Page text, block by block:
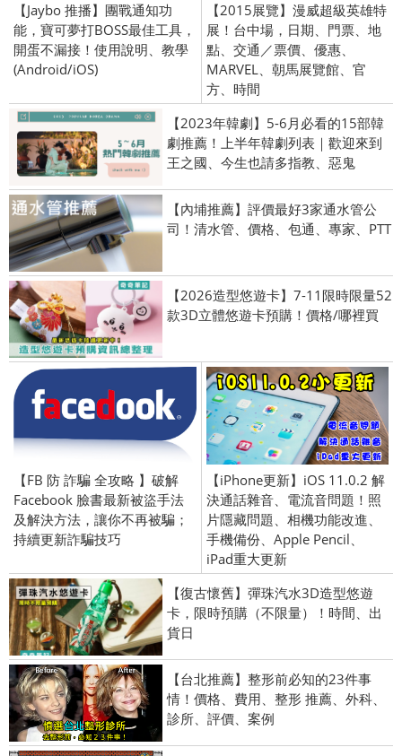
【Jaybo 推播】團戰通知功
能，寶可夢打BOSS最佳工具，
開蛋不漏接！使用說明、教學
(Android/iOS)
【2015展覽】漫威超級英雄特
展！台中場，日期、門票、地
點、交通／票價、優惠、
MARVEL、朝馬展覽館、官
方、時間
【2023年韓劇】5-6月必看的15部韓
劇推薦！上半年韓劇列表｜歡迎來到
王之國、今生也請多指教、惡鬼
【內埔推薦】評價最好3家通水管公
司！清水管、價格、包通、專家、PTT
【2026造型悠遊卡】7-11限時限量52
款3D立體悠遊卡預購！價格/哪裡買
【FB 防 詐騙 全攻略 】破解
Facebook 臉書最新被盜手法
及解決方法，讓你不再被騙；
持續更新詐騙技巧
【iPhone更新】iOS 11.0.2 解
決通話雜音、電流音問題！照
片隱藏問題、相機功能改進、
手機備份、Apple Pencil、
iPad重大更新
【復古懷舊】彈珠汽水3D造型悠遊
卡，限時預購（不限量）！時間、出
貨日
【台北推薦】整形前必知的23件事
情！價格、費用、整形 推薦、外科、
診所、評價、案例